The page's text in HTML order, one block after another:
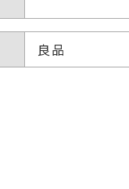
良品